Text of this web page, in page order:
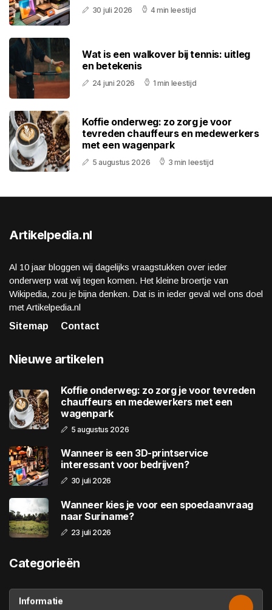
30 juli 2026 4 min leestijd
Wat is een walkover bij tennis: uitleg
en betekenis
24 juni 2026 1 min leestijd
Koffie onderweg: zo zorg je voor
tevreden chauffeurs en medewerkers
met een wagenpark
5 augustus 2026 3 min leestijd
Artikelpedia.nl
Al 10 jaar bloggen wij dagelijks vraagstukken over ieder
onderwerp wat wij tegen komen. Het kleine broertje van
Wikipedia, zou je bijna denken. Dat is in ieder geval wel ons doel
met Artikelpedia.nl
Sitemap
Contact
Nieuwe artikelen
Koffie onderweg: zo zorg je voor tevreden
chauffeurs en medewerkers met een
wagenpark
5 augustus 2026
Wanneer is een 3D-printservice
interessant voor bedrijven?
30 juli 2026
Wanneer kies je voor een spoedaanvraag
naar Suriname?
23 juli 2026
Categorieën
Informatie